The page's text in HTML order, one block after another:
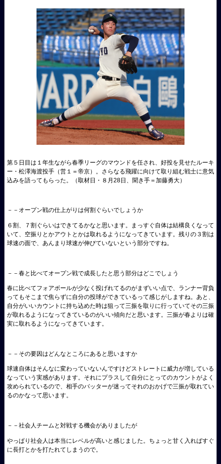
第５日目は１年生ながら春季リーグのマウンドを任され、好投を見せたルーキ
ー・松澤海渡投手（営１＝帝京）。さらなる飛躍に向けて取り組む戦士に意気
込みを語ってもらった。（取材日・８月28日、聞き手＝加藤勇大）
－－オープン戦の仕上がりは何割ぐらいでしょうか
６割、７割ぐらいはできてるかなと思います。まっすぐ自体は結構良くなって
いて、空振りとかアウトとかは取れるようになってきています。残りの３割は
球速の面で、あんまり球速が伸びていないという部分ですね。
－－春と比べてオープン戦で成長したと思う部分はどこでしょう
春に比べてフォアボールが少なく投げれてるのがまずいい点で、ランナー背負
ってもそこまで焦らずに自分の投球ができているって感じがしますね。あと、
自分がいいカウントに持ち込めた時は狙って三振を取りに行っていてその三振
が取れるようになってきているのがいい傾向だと思います。三振が春よりは確
実に取れるようになってきています。
－－その要因はどんなところにあると思いますか
球速自体はそんなに変わっていないんですけどストレートに威力が増している
なっていう実感があります。それにプラスして自分にとってのカウントがよく
攻められているので、相手のバッターが迷ってそれのおかげで三振が取れてい
るのかなって思います。
－－社会人チームと対戦する機会がありましたが
やっぱり社会人は本当にレベルが高いと感じました。ちょっと甘く入ればすぐ
に長打とかを打たれてしまうので。